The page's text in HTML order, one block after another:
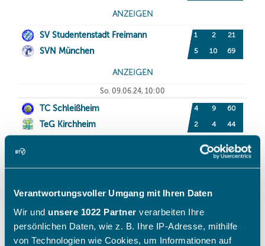
Verantwortungsvoller Umgang mit Ihren Daten
Wir und unsere 1022 Partner verarbeiten Ihre
persönlichen Daten, wie z. B. Ihre IP-Adresse, mithilfe
von Technologien wie Cookies, um Informationen auf